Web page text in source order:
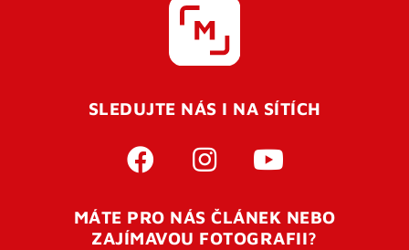
SLEDUJTE NÁS I NA SÍTÍCH
MÁTE PRO NÁS ČLÁNEK NEBO
ZAJÍMAVOU FOTOGRAFII?